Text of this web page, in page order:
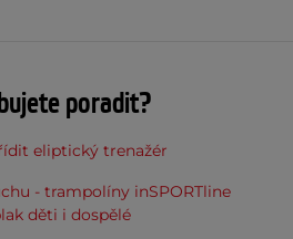
poradit?
eliptický trenažér
- trampolíny inSPORTline
děti i dospělé